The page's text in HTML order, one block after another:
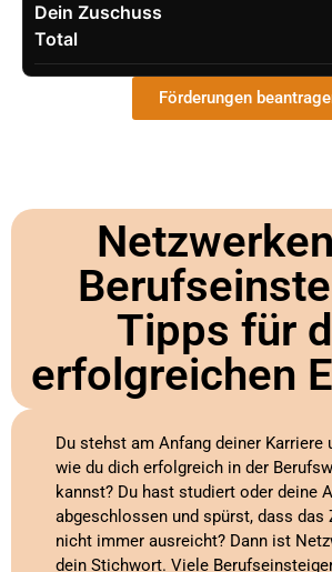
Dein Zuschuss
Total
Förderungen
Tipps für
erfolgreichen
Du stehst am Anfang deiner Karriere
wie du dich erfolgreich in der
kannst? Du hast studiert oder deine
abgeschlossen und spürst, dass das
nicht immer ausreicht? Dann ist
dein Stichwort. Viele